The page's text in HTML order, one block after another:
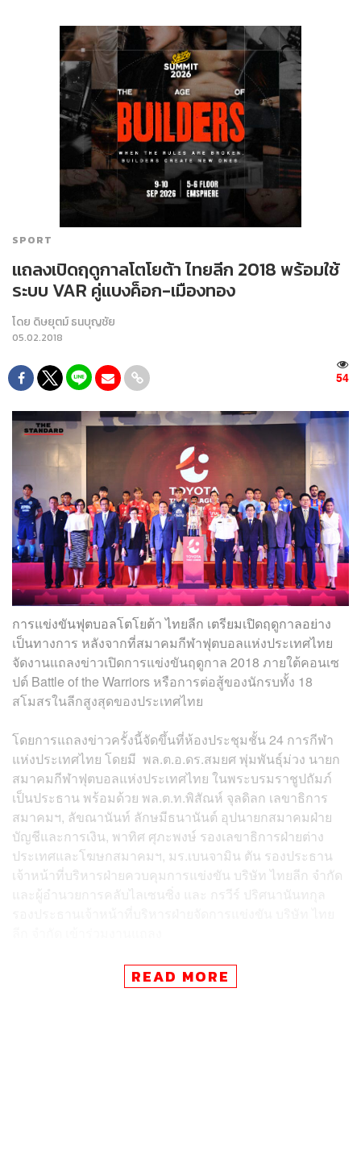
SPORT
แถลงเปิดฤดูกาลโตโยต้า ไทยลีก 2018 พร้อมใช้
ระบบ VAR คู่แบงค็อก-เมืองทอง
โดย ดิษยุตม์ ธนบุญชัย
05.02.2018
54
การแข่งขันฟุตบอลโตโยต้า ไทยลีก เตรียมเปิดฤดูกาลอย่าง
เป็นทางการ หลังจากที่สมาคมกีฬาฟุตบอลแห่งประเทศไทย
จัดงานแถลงข่าวเปิดการแข่งขันฤดูกาล 2018 ภายใต้คอนเซ
ปต์ Battle of the Warriors หรือการต่อสู้ของนักรบทั้ง 18
สโมสรในลีกสูงสุดของประเทศไทย
โดยการแถลงข่าวครั้งนี้จัดขึ้นที่ห้องประชุมชั้น 24 การกีฬา
แห่งประเทศไทย โดยมี พล.ต.อ.ดร.สมยศ พุ่มพันธุ์ม่วง นายก
สมาคมกีฬาฟุตบอลแห่งประเทศไทย ในพระบรมราชูปถัมภ์
เป็นประธาน พร้อมด้วย พล.ต.ท.พิสัณห์ จุลดิลก เลขาธิการ
สมาคมฯ, ลัขณานันท์ ลักษมีธนานันต์ อุปนายกสมาคมฝ่าย
บัญชีและการเงิน, พาทิศ ศุภะพงษ์ รองเลขาธิการฝ่ายต่าง
ประเทศและโฆษกสมาคมฯ, มร.เบนจามิน ตัน รองประธาน
เจ้าหน้าที่บริหารฝ่ายควบคุมการแข่งขัน บริษัท ไทยลีก จำกัด
และผู้อำนวยการคลับไลเซนซิ่ง และ กรวีร์ ปริศนานันทกุล
นอกจากนี้ภายในงานยังมีตัวแทนนักเตะจากทั้ง 18 สโมสร
เจนรบ สำเภาดี กัปตันทีมชาติไทย U23 จากเอสซีจี
READ MORE